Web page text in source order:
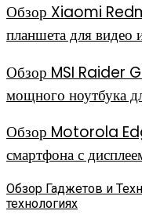
Обзор Xiaomi
планшета для видео
Обзор MSI Raider
мощного ноутбука
Обзор Motorola
смартфона с
Обзор Гаджетов и
технологиях